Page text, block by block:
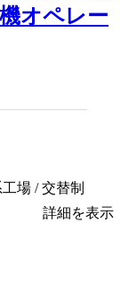
オペレー
場 / 交替制
詳細を表示